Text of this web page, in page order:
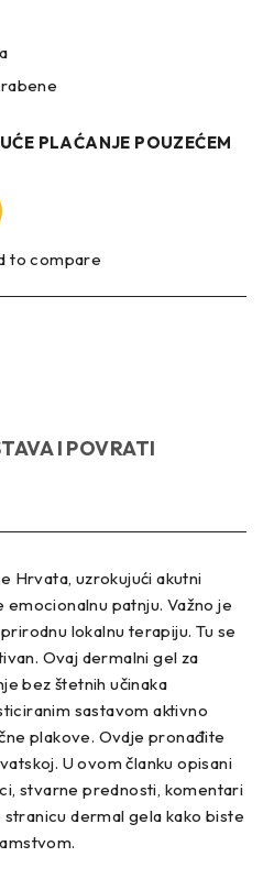
PLAĆANJE POUZEĆEM
to compare
I POVRATI
Hrvata, uzrokujući akutni
patnju. Važno je
lokalnu terapiju. Tu se
Ovaj dermalni gel za
bez štetnih učinaka
sastavom aktivno
plakove. Ovdje pronađite
U ovom članku opisani
stvarne prednosti, komentari
dermal gela kako biste